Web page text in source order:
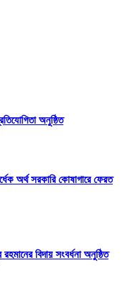
অনুষ্ঠিত
অর্থ সরকারি কোষাগারে ফেরত
বিদায় সংবর্ধনা অনুষ্ঠিত